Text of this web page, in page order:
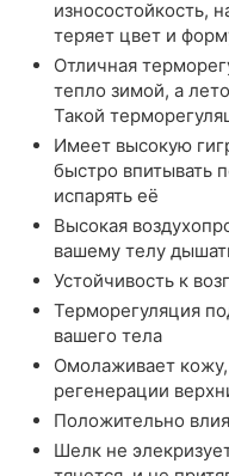
износостойкость,
теряет цвет и
Отличная
тепло зимой, а
Такой
Имеет высокую
быстро впитывать
испарять её
Высокая
вашему телу
Устойчивость к
Терморегуляция
вашего тела
Омолаживает
регенерации
Положительно
Шелк не